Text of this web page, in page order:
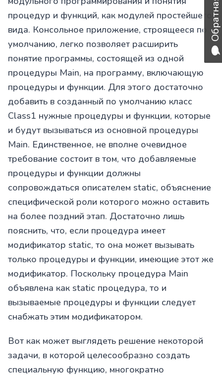
процедур и функций, как модулей простейшего
вида. Консольное приложение, строящееся по
умолчанию, легко позволяет расширить
понятие программы, состоящей из одной
процедуры Main, на программу, включающую
процедуры и функции. Для этого достаточно
добавить в созданный по умолчанию класс
Class1 нужные процедуры и функции, которые
и будут вызываться из основной процедуры
Main. Единственное, не вполне очевидное
требование состоит в том, что добавляемые
процедуры и функции должны
сопровождаться описателем static, объяснение
специфической роли которого можно оставить
на более поздний этап. Достаточно лишь
пояснить, что, если процедура имеет
модификатор static, то она может вызывать
только процедуры и функции, имеющие этот же
модификатор. Поскольку процедура Main
объявлена как static процедура, то и
вызываемые процедуры и функции следует
снабжать этим модификатором.
Вот как может выглядеть решение некоторой
задачи, в которой целесообразно создать
специальную функцию, многократно